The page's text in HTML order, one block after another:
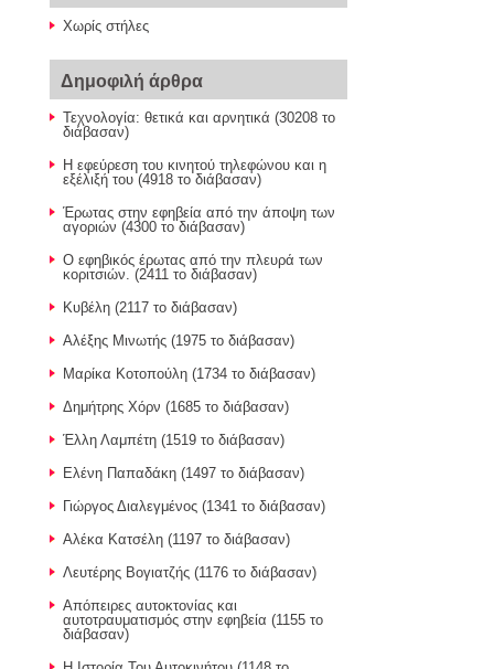
Χωρίς στήλες
Δημοφιλή άρθρα
Τεχνολογία: θετικά και αρνητικά (30208 το
διάβασαν)
Η εφεύρεση του κινητού τηλεφώνου και η
εξέλιξή του (4918 το διάβασαν)
Έρωτας στην εφηβεία από την άποψη των
αγοριών (4300 το διάβασαν)
Ο εφηβικός έρωτας από την πλευρά των
κοριτσιών. (2411 το διάβασαν)
Κυβέλη (2117 το διάβασαν)
Αλέξης Μινωτής (1975 το διάβασαν)
Μαρίκα Κοτοπούλη (1734 το διάβασαν)
Δημήτρης Χόρν (1685 το διάβασαν)
Έλλη Λαμπέτη (1519 το διάβασαν)
Ελένη Παπαδάκη (1497 το διάβασαν)
Γιώργος Διαλεγμένος (1341 το διάβασαν)
Αλέκα Κατσέλη (1197 το διάβασαν)
Λευτέρης Βογιατζής (1176 το διάβασαν)
Απόπειρες αυτοκτονίας και
αυτοτραυματισμός στην εφηβεία (1155 το
διάβασαν)